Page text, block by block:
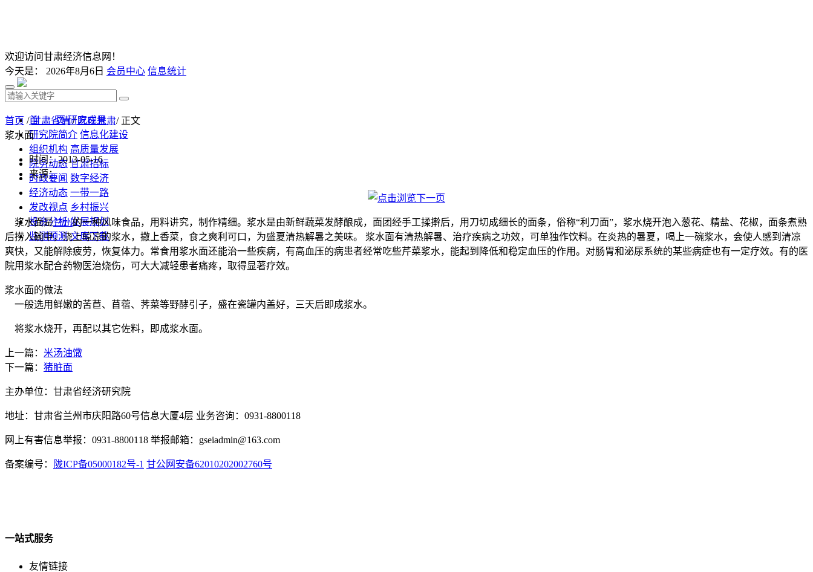
欢迎访问甘肃经济信息网！
今天是： 2026年8月6日 会员中心 信息统计
首 页 研究成果
研究院简介 信息化建设
组织机构 高质量发展
院务动态 甘肃招标
时政要闻 数字经济
经济动态 一带一路
发改视点 乡村振兴
投资分析 发展规划
监测预测 文库下载
首页 /甘肃省情/吃在甘肃/ 正文
浆水面
时间：2013-05-16
来源：
浆水面是兰州的一种风味食品，用料讲究，制作精细。浆水是由新鲜蔬菜发酵酿成，面团经手工揉擀后，用刀切成细长的面条，俗称“利刀面”，浆水烧开泡入葱花、精盐、花椒，面条煮熟
后捞入碗中，浇上晾凉的浆水，撒上香菜，食之爽利可口，为盛夏清热解暑之美味。 浆水面有清热解暑、治疗疾病之功效，可单独作饮料。在炎热的暑夏，喝上一碗浆水，会使人感到清凉
爽快，又能解除疲劳，恢复体力。常食用浆水面还能治一些疾病，有高血压的病患者经常吃些芹菜浆水，能起到降低和稳定血压的作用。对肠胃和泌尿系统的某些病症也有一定疗效。有的医
院用浆水配合药物医治烧伤，可大大减轻患者痛疼，取得显著疗效。
浆水面的做法
一般选用鲜嫩的苦苣、苜蓿、荠菜等野酵引子，盛在瓷罐内盖好，三天后即成浆水。
将浆水烧开，再配以其它佐料，即成浆水面。
上一篇： 米汤油馓
下一篇： 猪脏面
主办单位：甘肃省经济研究院
地址：甘肃省兰州市庆阳路60号信息大厦4层 业务咨询：0931-8800118
网上有害信息举报：0931-8800118 举报邮箱：gseiadmin@163.com
备案编号： 陇ICP备05000182号-1 甘公网安备62010202002760号
一站式服务
友情链接